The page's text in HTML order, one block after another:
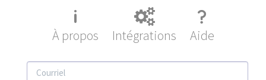
À propos Intégrations Aide